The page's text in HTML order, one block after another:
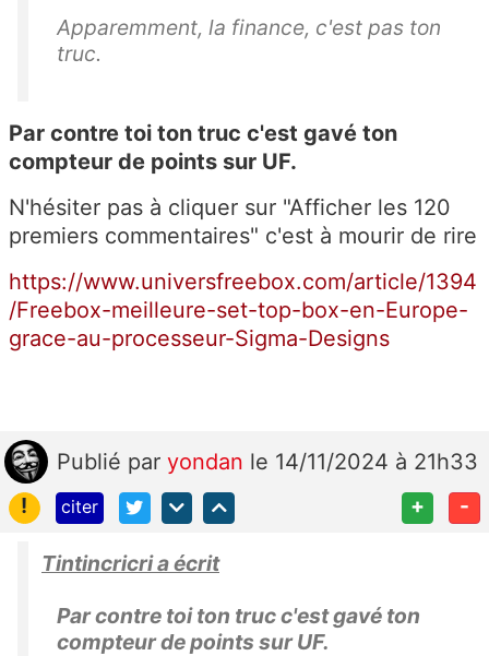
Apparemment, la finance, c'est pas ton
truc.
Par contre toi ton truc c'est gavé ton
compteur de points sur UF.
N'hésiter pas à cliquer sur "Afficher les 120
premiers commentaires" c'est à mourir de rire
https://www.universfreebox.com/article/1394
/Freebox-meilleure-set-top-box-en-Europe-
grace-au-processeur-Sigma-Designs
Publié par yondan le 14/11/2024 à 21h33
!
citer + -
Tintincricri a écrit
Par contre toi ton truc c'est gavé ton
compteur de points sur UF.